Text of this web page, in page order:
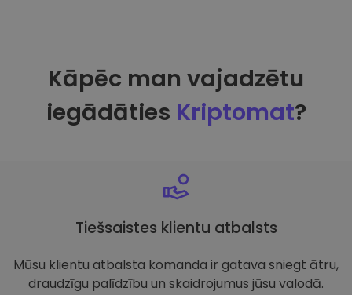
Kāpēc man vajadzētu
iegādāties Kriptomat?
Tiešsaistes klientu atbalsts
Mūsu klientu atbalsta komanda ir gatava sniegt ātru,
draudzīgu palīdzību un skaidrojumus jūsu valodā.